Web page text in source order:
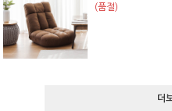
(품절)
더